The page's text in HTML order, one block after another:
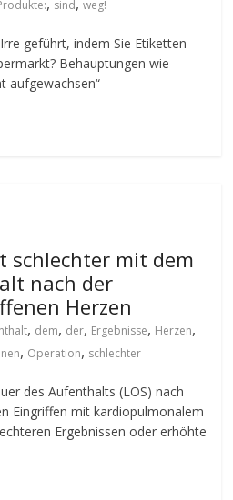
sind weg!
geführt, indem Sie Etiketten
Behauptungen wie
aufgewachsen“
schlechter mit dem
nach der
Herzen
, dem, der, Ergebnisse, Herzen,
, Operation, schlechter
des Aufenthalts (LOS) nach
Eingriffen mit kardiopulmonalem
Ergebnissen oder erhöhte